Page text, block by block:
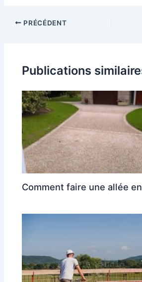
NavigationPRÉCÉDENT
Publications
Comment faire une allée